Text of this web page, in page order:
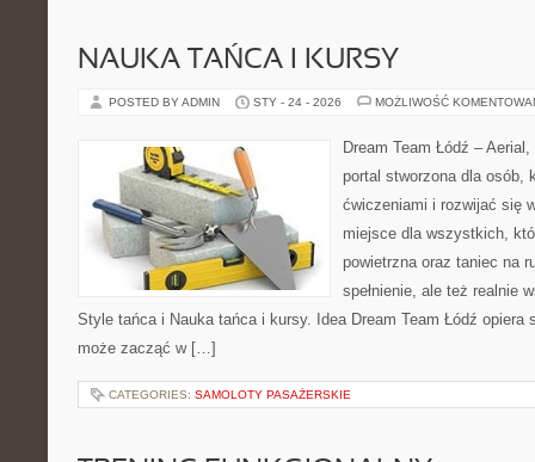
NAUKA TAŃCA I KURSY
POSTED BY ADMIN STY - 24 - 2026 MOŻLIWOŚĆ
Dream Team Łódź –
portal stworzona dla osób,
ćwiczeniami i rozwijać się
miejsce dla wszystkich,
powietrzna oraz taniec na
spełnienie, ale też realnie
Style tańca i Nauka tańca i kursy. Idea Dream Team Łódź opiera
może zacząć w […]
CATEGORIES: SAMOLOTY PASAŻERSKIE